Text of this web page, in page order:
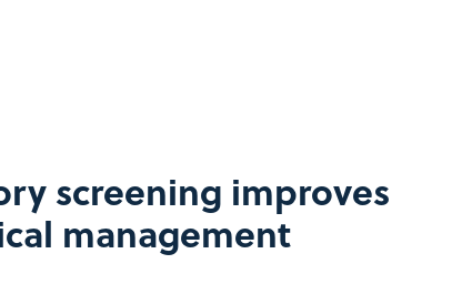
screening improves
management